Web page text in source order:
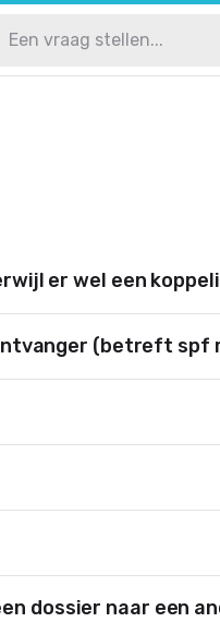
er wel een
(betreft spf
dossier naar een